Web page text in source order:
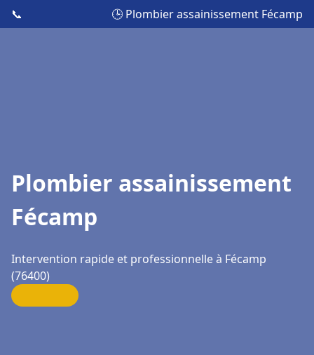
📞 🕒 Plombier assainissement Fécamp
Plombier assainissement
Fécamp
Intervention rapide et professionnelle à Fécamp
(76400)